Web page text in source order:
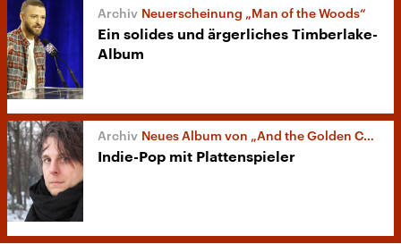
Neuerscheinung „Man of the Woods“
Ein solides und ärgerliches Timberlake-
Album
Neues Album von „And the Golden Choir“
Indie-Pop mit Plattenspieler